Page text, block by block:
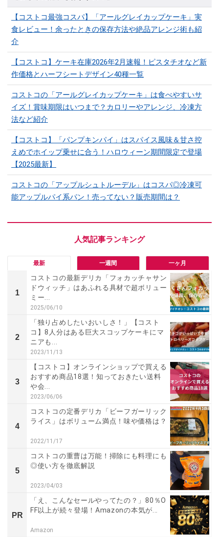
【コストコ最強コスパ】「アールグレイカップケーキ」実
食レビュー！余ったときの保存方法や絶品アレンジ術も紹
介
【コストコ】ケーキ在庫2026年2月速報！ピスタチオなど新
作価格とハーフシートデザイン40種一覧
コストコの「アールグレイカップケーキ」は食べやすいサ
イズ！賞味期限はいつまで？カロリーやアレンジ、冷凍方
法など紹介
【コストコ】「パンプキンパイ」はスパイス風味＆甘さ控
えめでホイップ乗せに合う！ハロウィーン期間限定で登場
【2025最新】
コストコの「アップルシュトルーデル」はコスパ◎冷凍可
能アップルパイ系パン！売ってない？販売期間は？
最新 一週間 一ヶ月
1
コストコの最新デリカ「フォカッチャサン
ドウィッチ」はあふれる具材で超ボリュー
ミー...
2025/06/10
2
「独り占めしたいおいしさ！」【コスト
コ】8人分はある巨大スコップケーキにマ
ニアも...
2023/11/13
3
【コストコ】オンラインショップで買える
おすすめ商品18選！知っておきたい送料
や会...
2023/06/06
4
コストコの定番デリカ「ビーフガーリック
ライス」はボリューム満点！味や価格は？
2022/11/17
5
コストコの重曹は万能！掃除にも料理にも
◎使い方を徹底解説
2023/04/03
PR
「え、こんなセールやってたの？」80％O
FF以上が続々登場！Amazonの本気が...
Amazon